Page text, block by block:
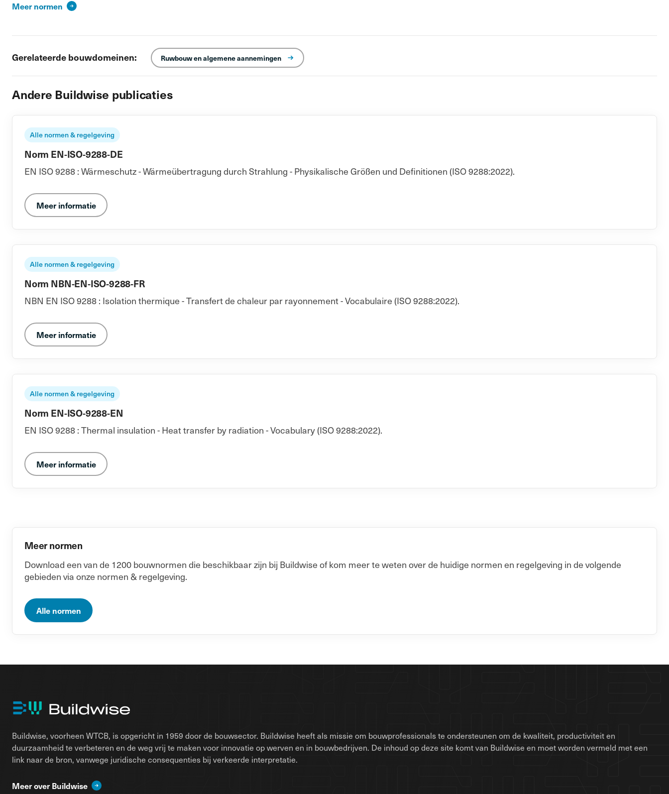
Meer normen
Gerelateerde bouwdomeinen: Ruwbouw en algemene aannemingen
Andere Buildwise publicaties
Alle normen & regelgeving
Norm EN-ISO-9288-DE
EN ISO 9288 : Wärmeschutz - Wärmeübertragung durch Strahlung - Physikalische Größen und Definitionen (ISO 9288:2022).
Meer informatie
Alle normen & regelgeving
Norm NBN-EN-ISO-9288-FR
NBN EN ISO 9288 : Isolation thermique - Transfert de chaleur par rayonnement - Vocabulaire (ISO 9288:2022).
Meer informatie
Alle normen & regelgeving
Norm EN-ISO-9288-EN
EN ISO 9288 : Thermal insulation - Heat transfer by radiation - Vocabulary (ISO 9288:2022).
Meer informatie
Meer normen
Download een van de 1200 bouwnormen die beschikbaar zijn bij Buildwise of kom meer te weten over de huidige normen en regelgeving in de volgende
gebieden via onze normen & regelgeving.
Alle normen
Buildwise, voorheen WTCB, is opgericht in 1959 door de bouwsector. Buildwise heeft als missie om bouwprofessionals te ondersteunen om de kwaliteit, productiviteit en
duurzaamheid te verbeteren en de weg vrij te maken voor innovatie op werven en in bouwbedrijven. De inhoud op deze site komt van Buildwise en moet worden vermeld met een
link naar de bron, vanwege juridische consequenties bij verkeerde interpretatie.
Meer over Buildwise